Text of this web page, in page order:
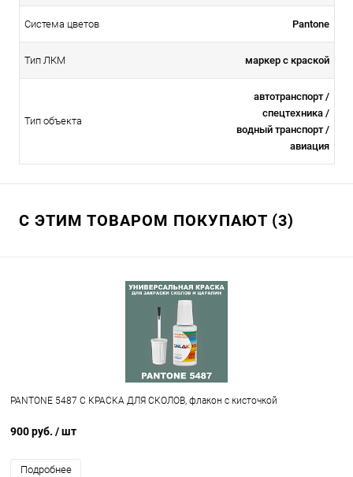
Система цветов Pantone
Тип ЛКМ маркер с краской
Тип объекта
автотранспорт /
спецтехника /
водный транспорт /
авиация
С ЭТИМ ТОВАРОМ ПОКУПАЮТ (3)
PANTONE 5487 C КРАСКА ДЛЯ СКОЛОВ, флакон с кисточкой
900 руб. / шт
Подробнее